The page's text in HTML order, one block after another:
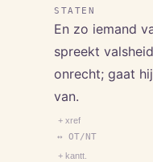
STATEN
En zo iemand
spreekt
onrecht; gaat
van.
+ xref
↔ OT/NT
+ kantt.